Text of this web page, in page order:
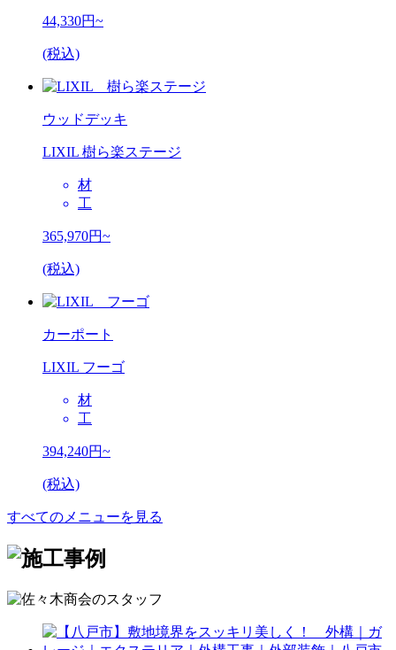
44,330円~
(税込)
ウッドデッキ
LIXIL 樹ら楽ステージ
材
工
365,970円~
(税込)
カーポート
LIXIL フーゴ
材
工
394,240円~
(税込)
すべてのメニューを見る